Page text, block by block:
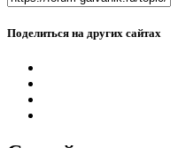
Поделиться на других сайтах